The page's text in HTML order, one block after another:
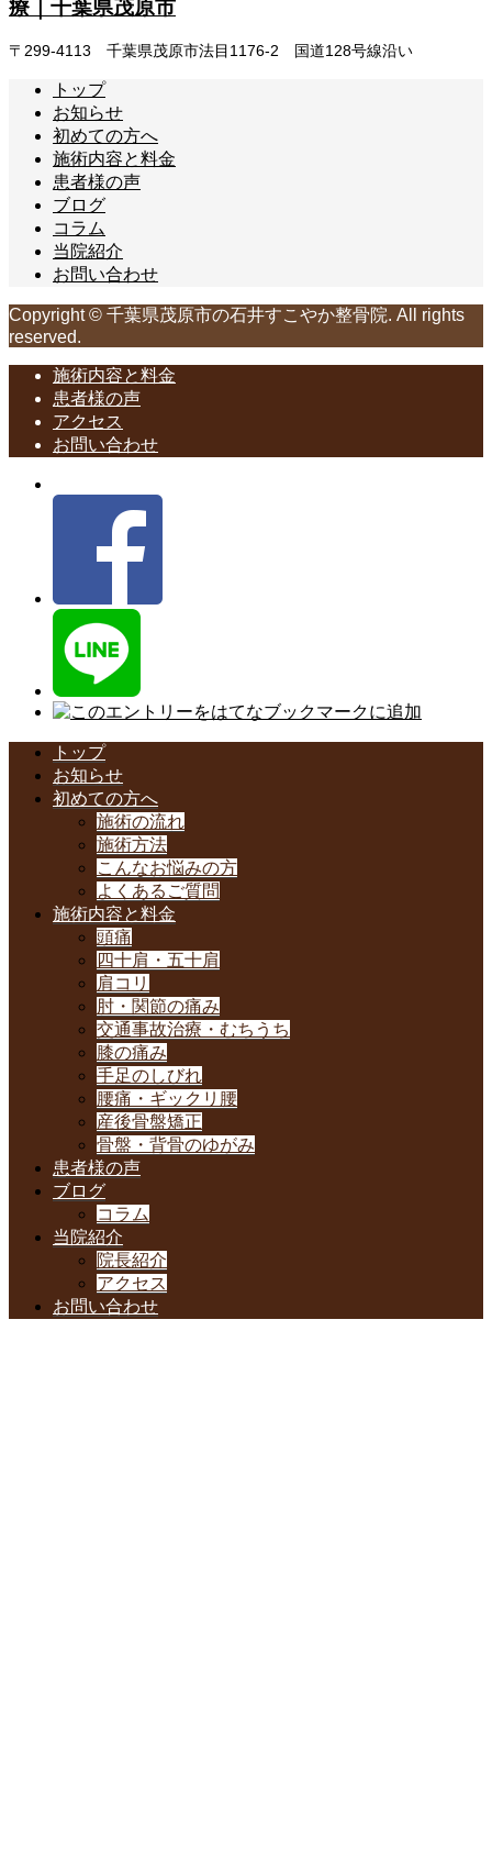
〒299-4113 千葉県茂原市法目1176-2 国道128号線沿い
トップ
お知らせ
初めての方へ
施術内容と料金
患者様の声
ブログ
コラム
当院紹介
お問い合わせ
Copyright © 千葉県茂原市の石井すこやか整骨院. All rights
reserved.
施術内容と料金
患者様の声
アクセス
お問い合わせ
トップ
お知らせ
初めての方へ
施術の流れ
施術方法
こんなお悩みの方
よくあるご質問
施術内容と料金
頭痛
四十肩・五十肩
肩コリ
肘・関節の痛み
交通事故治療・むちうち
膝の痛み
手足のしびれ
腰痛・ギックリ腰
産後骨盤矯正
骨盤・背骨のゆがみ
患者様の声
ブログ
コラム
当院紹介
院長紹介
アクセス
お問い合わせ